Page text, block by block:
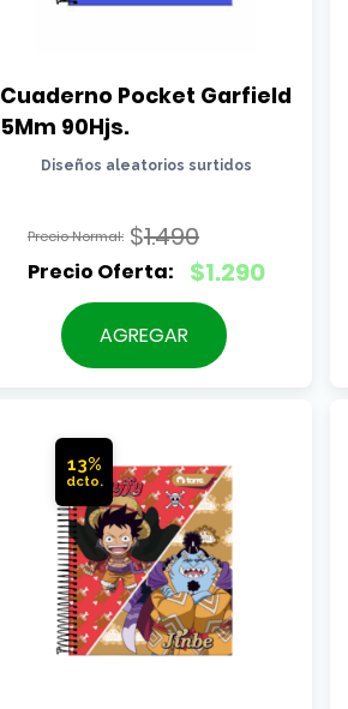
Cuaderno Pocket Garfield
5Mm 90Hjs.
Diseños aleatorios surtidos
$1.490
El
precio
original
$1.290
El
precio
actual
AGREGAR
13%